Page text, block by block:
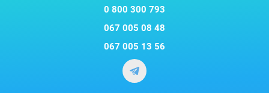
0 800 300 793
067 005 08 48
067 005 13 56